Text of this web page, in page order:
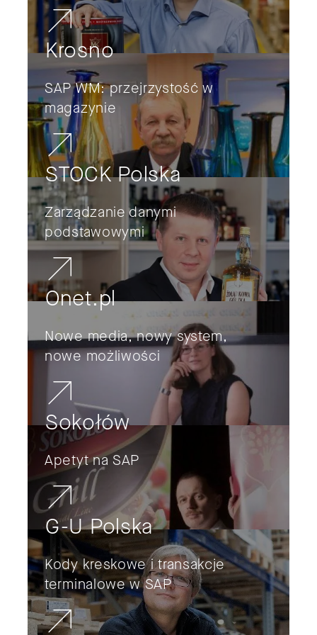
Krosno
SAP WM: przejrzystość w
magazynie
STOCK Polska
Zarządzanie danymi
podstawowymi
Onet.pl
Nowe media, nowy system,
nowe możliwości
Sokołów
Apetyt na SAP
G-U Polska
Kody kreskowe i transakcje
terminalowe w SAP